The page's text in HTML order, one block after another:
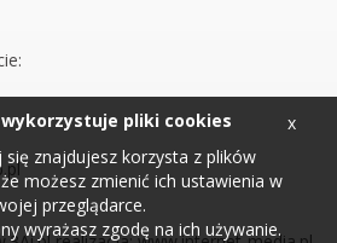
pliki cookies
znajdujesz korzysta z plików
możesz zmienić ich ustawienia w
przeglądarce.
wyrażasz zgodę na ich używanie.
x